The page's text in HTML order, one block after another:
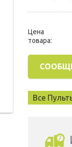
Цена
товара:
Все